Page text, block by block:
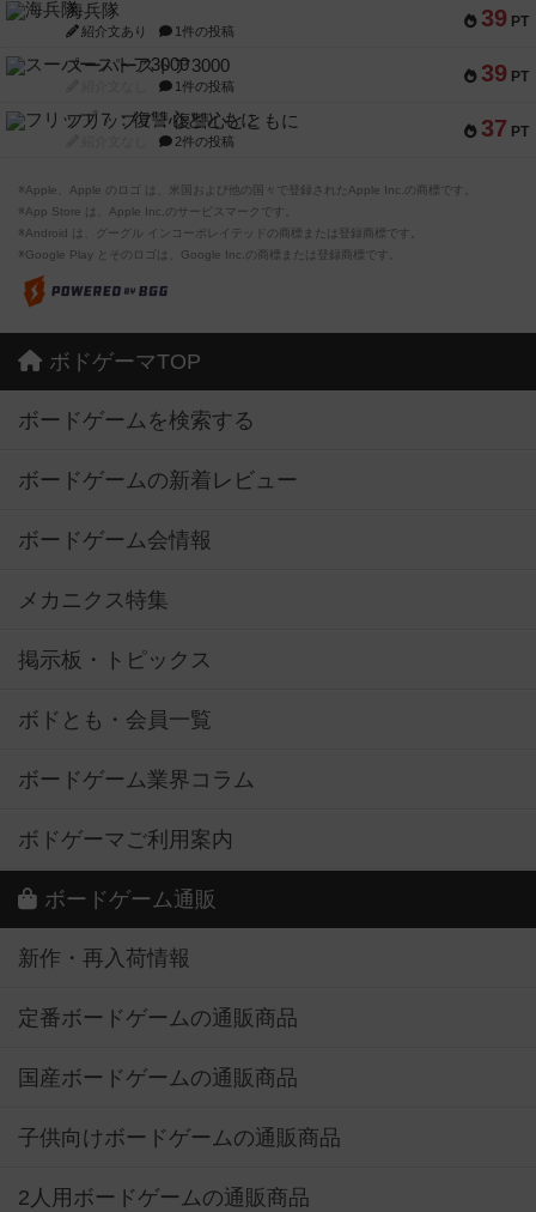
39 PT
海兵隊
紹介文あり 1件の投稿
39 PT
スーパーストア3000
1件の投稿
37 PT
フリップ７：復讐心とともに
2件の投稿
※Apple、Apple のロゴ は、米国および他の国々で登録されたApple Inc.の商標です。
※App Store は、Apple Inc.のサービスマークです。
※Android は、グーグル インコーポレイテッドの商標または登録商標です。
※Google Play とそのロゴは、Google Inc.の商標または登録商標です。
ボドゲーマTOP
ボードゲームを検索する
ボードゲームの新着レビュー
ボードゲーム会情報
メカニクス特集
掲示板・トピックス
ボドとも・会員一覧
ボードゲーム業界コラム
ボドゲーマご利用案内
ボードゲーム通販
新作・再入荷情報
定番ボードゲームの通販商品
国産ボードゲームの通販商品
子供向けボードゲームの通販商品
2人用ボードゲームの通販商品